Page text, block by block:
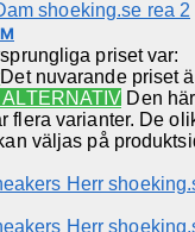
priset var:
Det nuvarande priset
Den här
flera varianter. De
väljas på